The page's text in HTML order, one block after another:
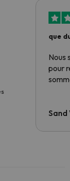
que
Nous
pour
Sand